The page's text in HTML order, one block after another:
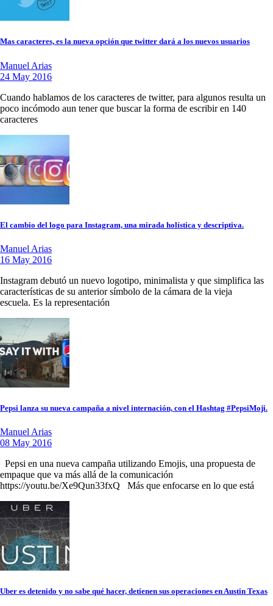
Mas caracteres, es la nueva opción que twitter dará a los nuevos usuarios
Manuel Arias
24 May 2016
Cuando hablamos de los caracteres de twitter, para algunos resulta un
poco incómodo aun tener que buscar la forma de escribir en 140
caracteres
El cambio del logo para Instagram, una mirada holística y descriptiva.
Manuel Arias
16 May 2016
Instagram debutó un nuevo logotipo, minimalista y que simplifica las
características de su anterior símbolo de la cámara de la vieja
escuela. Es la representación
Pepsi lanza su nueva campaña a nivel internación, con el Hashtag #PepsiMoji.
Manuel Arias
08 May 2016
Pepsi en una nueva campaña utilizando Emojis, una propuesta de
empaque que va más allá de la comunicación
https://youtu.be/Xe9Qun33fxQ Más que enfocarse en lo que está
Uber es detenido y no sabe qué hacer, detienen sus operaciones en Austin Texas